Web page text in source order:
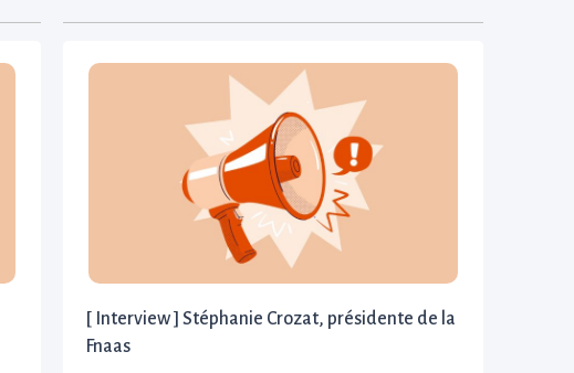
[ Interview ] Stéphanie Crozat, présidente de la
Fnaas